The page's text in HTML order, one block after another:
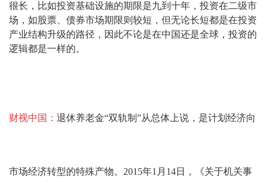
很长，比如投资基础设施的期限是九到十年，投资在二级市
场，如股票、债券市场期限则较短，但无论长短都是在投资
产业结构升级的路径，因此不论是在中国还是全球，投资的
逻辑都是一样的。
财视中国： 退休养老金“双轨制”从总体上说，是计划经济向
市场经济转型的特殊产物。2015年1月14日，《关于机关事